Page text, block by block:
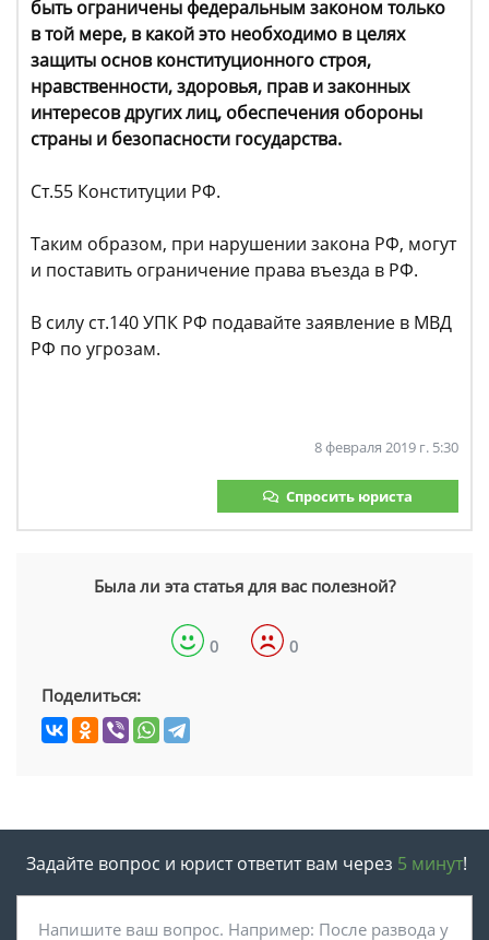
быть ограничены федеральным законом только
в той мере, в какой это необходимо в целях
защиты основ конституционного строя,
нравственности, здоровья, прав и законных
интересов других лиц, обеспечения обороны
страны и безопасности государства.
Ст.55 Конституции РФ.
Таким образом, при нарушении закона РФ, могут
и поставить ограничение права въезда в РФ.
В силу ст.140 УПК РФ подавайте заявление в МВД
РФ по угрозам.
8 февраля 2019 г. 5:30
Спросить юриста
Была ли эта статья для вас полезной?
0 0
Поделиться:
Задайте вопрос и юрист ответит вам через 5 минут!